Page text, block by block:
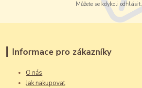
Můžete se kdykoli odhlásit.
Informace pro zákazníky
O nás
Jak nakupovat